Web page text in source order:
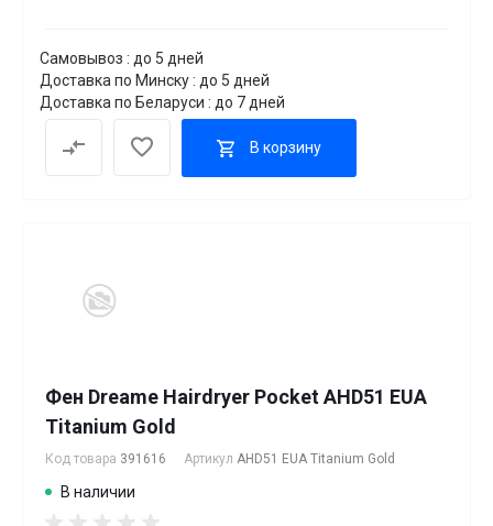
Самовывоз : до 5 дней
Доставка по Минску : до 5 дней
Доставка по Беларуси : до 7 дней
В корзину
Фен Dreame Hairdryer Pocket AHD51 EUA
Titanium Gold
Код товара 391616 Артикул AHD51 EUA Titanium Gold
В наличии